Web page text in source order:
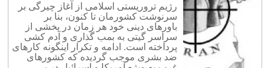
رژیم تروریستی اسلامی از آغاز چیرگی بر
سرنوشت کشورمان تا کنون، بنا بر
باورهای دینی خود هر زمان در بخشی از
سراسر گیتی به بمب گذاری و آدم کشی
پرداخته است. ادامه و تکرار اینگونه کارهای
ضد بشری موجب گردیده که کشورهای